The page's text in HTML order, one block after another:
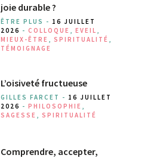
joie durable ?
ÊTRE PLUS - 16 JUILLET
2026 - COLLOQUE EVEIL
MIEUX-ÊTRE
SPIRITUALITÉ
TÉMOIGNAGE
L’oisiveté fructueuse
GILLES FARCET - 16 JUILLET
2026 - PHILOSOPHIE
SAGESSE
SPIRITUALITÉ
Comprendre, accepter,